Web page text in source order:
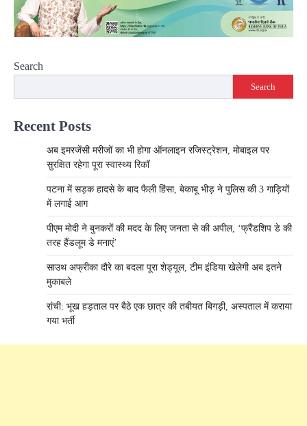
Search
Search
Recent Posts
अब इमरजेंसी मरीजों का भी होगा ऑनलाइन रजिस्ट्रेशन, मोबाइल पर
सुरक्षित रहेगा पूरा स्वास्थ्य रिकॉ
पटना में सड़क हादसे के बाद फैली हिंसा, बेकाबू भीड़ ने पुलिस की 3 गाड़ियों
में लगाई आग
पीएम मोदी ने बुनकरों की मदद के लिए जनता से की अपील, ‘फ्रैंडशिप डे की
तरह हैंडलूम डे मनाएं’
साउथ अफ्रीका दौरे का बदला पूरा शेड्यूल, टीम इंडिया खेलेगी अब इतने
मुकाबले
रांची: भूख हड़ताल पर बैठे एक छात्र की तबीयत बिगड़ी, अस्पताल में कराया
गया भर्ती